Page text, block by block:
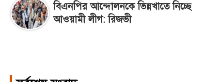
বিএনপির আন্দোলনকে ভিন্নখাতে নিচ্ছে
আওয়ামী লীগ: রিজভী